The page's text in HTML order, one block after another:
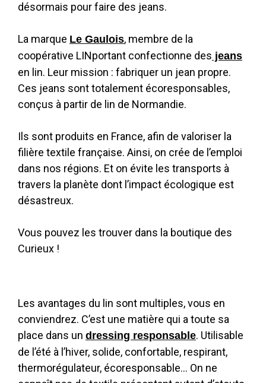
désormais pour faire des jeans.
La marque Le Gaulois, membre de la
coopérative LINportant confectionne des jeans
en lin. Leur mission : fabriquer un jean propre.
Ces jeans sont totalement écoresponsables,
conçus à partir de lin de Normandie.
Ils sont produits en France, afin de valoriser la
filière textile française. Ainsi, on crée de l’emploi
dans nos régions. Et on évite les transports à
travers la planète dont l’impact écologique est
désastreux.
Vous pouvez les trouver dans la boutique des
Curieux !
Les avantages du lin sont multiples, vous en
conviendrez. C’est une matière qui a toute sa
place dans un dressing responsable. Utilisable
de l’été à l’hiver, solide, confortable, respirant,
thermorégulateur, écoresponsable… On ne